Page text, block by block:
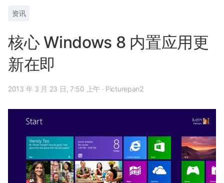
资讯
核心 Windows 8 内置应用更
新在即
2013 年 3 月 23 日, 7:50 上午 · Picturepan2